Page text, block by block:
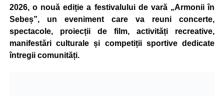
2026, o nouă ediție a festivalului de vară „Armonii în
Sebeș”, un eveniment care va reuni concerte,
spectacole, proiecții de film, activități recreative,
manifestări culturale și competiții sportive dedicate
întregii comunități.